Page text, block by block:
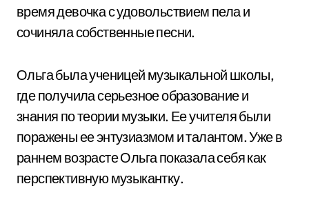
время девочка с удовольствием пела и
сочиняла собственные песни.
Ольга была ученицей музыкальной школы,
где получила серьезное образование и
знания по теории музыки. Ее учителя были
поражены ее энтузиазмом и талантом. Уже в
раннем возрасте Ольга показала себя как
перспективную музыкантку.